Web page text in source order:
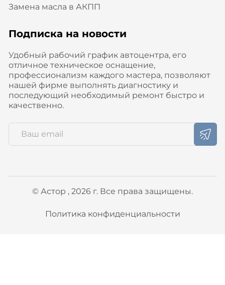
Замена масла в АКПП
Подписка на новости
Удобный рабочий график автоцентра, его
отличное техническое оснащение,
профессионализм каждого мастера, позволяют
нашей фирме выполнять диагностику и
последующий необходимый ремонт быстро и
качественно.
© Астор , 2026 г. Все права защищены.
Политика конфиденциальности